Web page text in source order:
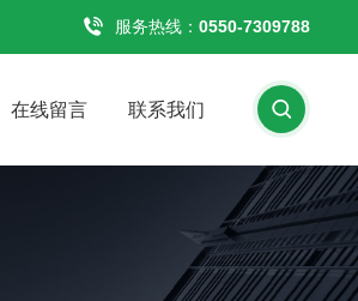
服务热线： 0550-7309788
在线留言 联系我们